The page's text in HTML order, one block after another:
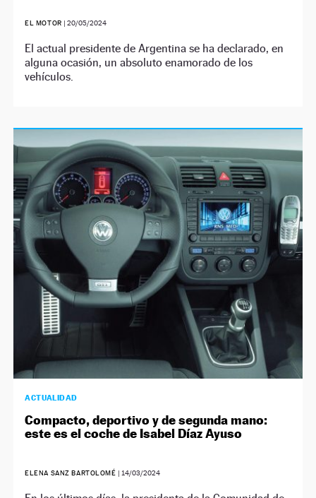
EL MOTOR | 20/05/2024
El actual presidente de Argentina se ha declarado, en
alguna ocasión, un absoluto enamorado de los
vehículos.
ACTUALIDAD
Compacto, deportivo y de segunda mano:
este es el coche de Isabel Díaz Ayuso
ELENA SANZ BARTOLOMÉ | 14/03/2024